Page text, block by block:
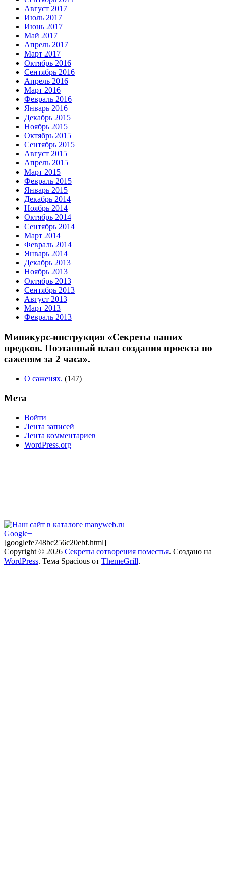
Август 2017
Июль 2017
Июнь 2017
Май 2017
Апрель 2017
Март 2017
Октябрь 2016
Сентябрь 2016
Апрель 2016
Март 2016
Февраль 2016
Январь 2016
Декабрь 2015
Ноябрь 2015
Октябрь 2015
Сентябрь 2015
Август 2015
Апрель 2015
Март 2015
Февраль 2015
Январь 2015
Декабрь 2014
Ноябрь 2014
Октябрь 2014
Сентябрь 2014
Март 2014
Февраль 2014
Январь 2014
Декабрь 2013
Ноябрь 2013
Октябрь 2013
Сентябрь 2013
Август 2013
Март 2013
Февраль 2013
Миникурс-инструкция «Секреты наших
предков. Поэтапный план создания проекта по
саженям за 2 часа».
О саженях. (147)
Мета
Войти
Лента записей
Лента комментариев
WordPress.org
Google+
[googlefe748bc256c20ebf.html]
Copyright © 2026 Секреты сотворения поместья. Создано на
WordPress. Тема Spacious от ThemeGrill.